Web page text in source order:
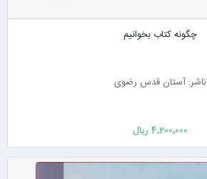
چگونه کتاب بخوانیم
ناشر: آستان قدس رضوی
4٬200٬000 ریال